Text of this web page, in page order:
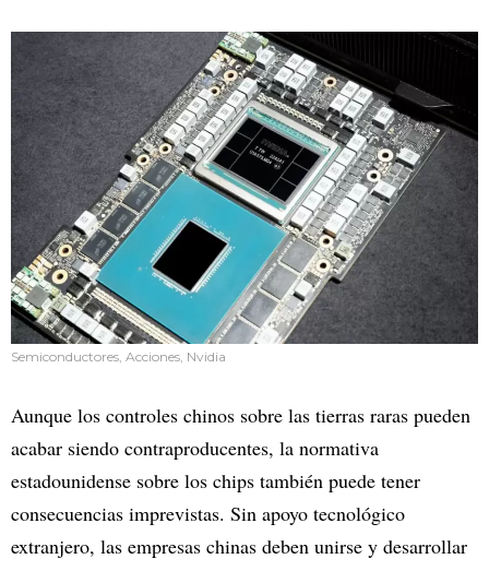
Semiconductores, Acciones, Nvidia
Aunque los controles chinos sobre las tierras raras pueden
acabar siendo contraproducentes, la normativa
estadounidense sobre los chips también puede tener
consecuencias imprevistas. Sin apoyo tecnológico
extranjero, las empresas chinas deben unirse y desarrollar